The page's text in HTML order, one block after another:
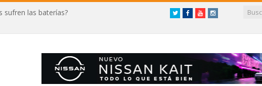
sufren las baterías? TwitterFacebookYouTubeInstagram